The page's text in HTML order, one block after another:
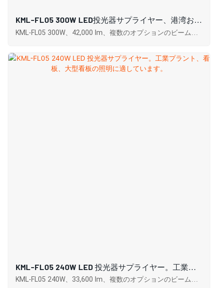
KML-FL05 300W LED投光器サプライヤー、港湾およ
びドック照明
KML-FL05 300W、42,000 lm、複数のオプションのビーム角
保護による優れた耐久性。
KML-FL05 240W LED 投光器サプライヤー。工業プ
ラント、看板、大型看板の照明に適しています。
KML-FL05 240W、33,600 lm、複数のオプションのビーム角